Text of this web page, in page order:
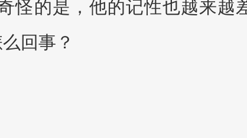
怪的是，他的记性也越来越
回事？